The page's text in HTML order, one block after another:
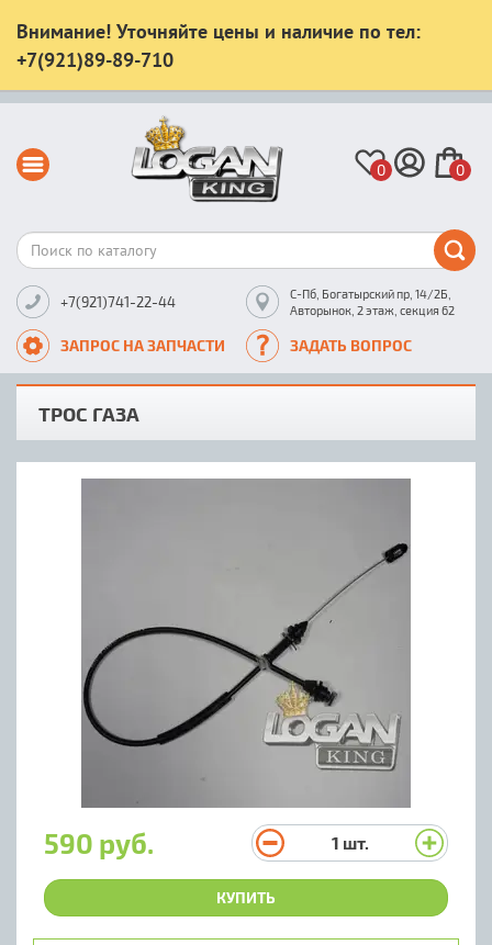
Внимание! Уточняйте цены и наличие по тел:
+7(921)89-89-710
0 0
+7(921)741-22-44
С-Пб, Богатырский пр, 14/2Б,
Авторынок, 2 этаж, секция 62
ЗАПРОС НА ЗАПЧАСТИ ЗАДАТЬ ВОПРОС
ТРОС ГАЗА
590 руб. 1 шт.
КУПИТЬ